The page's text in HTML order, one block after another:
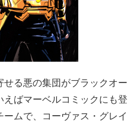
る悪の集団がブラックオー
ばマーベルコミックにも登
ムで、コーヴァス・グレイ